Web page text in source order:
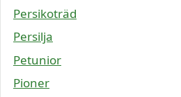
Persikoträd
Persilja
Petunior
Pioner